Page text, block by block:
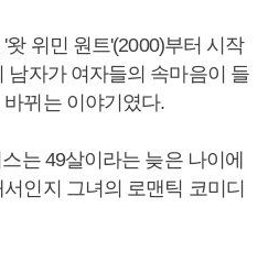
위민 원트'(2000)부터 시작
남자가 여자들의 속마음이 들
뀌는 이야기였다.
는 49살이라는 늦은 나이에
인지 그녀의 로맨틱 코미디